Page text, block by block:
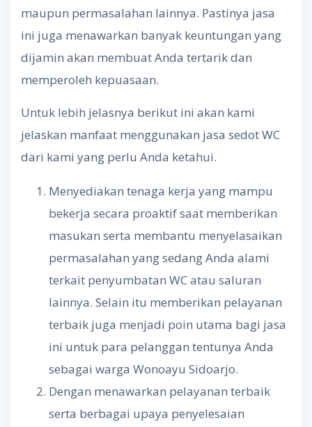
maupun permasalahan lainnya. Pastinya jasa
ini juga menawarkan banyak keuntungan yang
dijamin akan membuat Anda tertarik dan
memperoleh kepuasaan.
Untuk lebih jelasnya berikut ini akan kami
jelaskan manfaat menggunakan jasa sedot WC
dari kami yang perlu Anda ketahui.
Menyediakan tenaga kerja yang mampu
bekerja secara proaktif saat memberikan
masukan serta membantu menyelasaikan
permasalahan yang sedang Anda alami
terkait penyumbatan WC atau saluran
lainnya. Selain itu memberikan pelayanan
terbaik juga menjadi poin utama bagi jasa
ini untuk para pelanggan tentunya Anda
sebagai warga Wonoayu Sidoarjo.
Dengan menawarkan pelayanan terbaik
serta berbagai upaya penyelesaian